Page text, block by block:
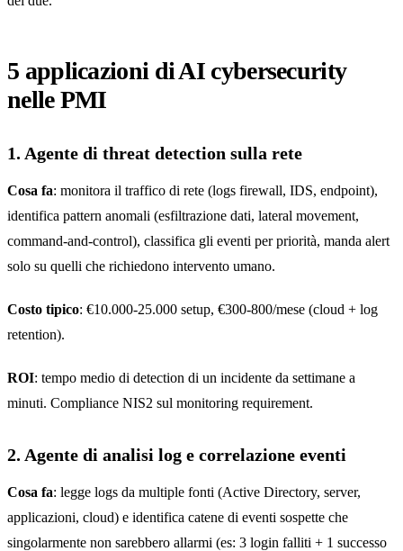
5 applicazioni di AI cybersecurity
nelle PMI
1. Agente di threat detection sulla rete
Cosa fa: monitora il traffico di rete (logs firewall, IDS, endpoint),
identifica pattern anomali (esfiltrazione dati, lateral movement,
command-and-control), classifica gli eventi per priorità, manda alert
solo su quelli che richiedono intervento umano.
Costo tipico: €10.000-25.000 setup, €300-800/mese (cloud + log
retention).
ROI: tempo medio di detection di un incidente da settimane a
minuti. Compliance NIS2 sul monitoring requirement.
2. Agente di analisi log e correlazione eventi
Cosa fa: legge logs da multiple fonti (Active Directory, server,
applicazioni, cloud) e identifica catene di eventi sospette che
singolarmente non sarebbero allarmi (es: 3 login falliti + 1 successo